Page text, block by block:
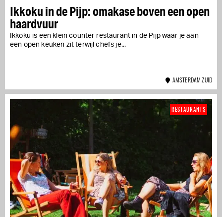
Ikkoku in de Pijp: omakase boven een open
haardvuur
Ikkoku is een klein counter-restaurant in de Pijp waar je aan
een open keuken zit terwijl chefs je...
AMSTERDAM ZUID
RESTAURANTS